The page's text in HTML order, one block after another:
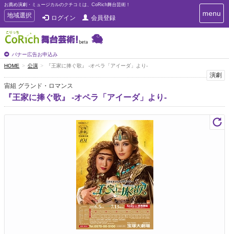
お薦め演劇・ミュージカルのクチコミは、CoRich舞台芸術！
T
o
g
g
e
n
a
v
地域選択 ログイン 会員登録
バナー広告お申込み
T
o
i
g
menu
HOME 公演 『王家に捧ぐ歌』 -オペラ「アイーダ」より-
演劇
宙組 グランド・ロマンス
『王家に捧ぐ歌』 -オペラ「アイーダ」より-